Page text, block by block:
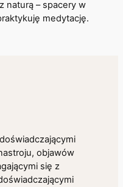
naturą – spacery w
medytację.
objawów
się z